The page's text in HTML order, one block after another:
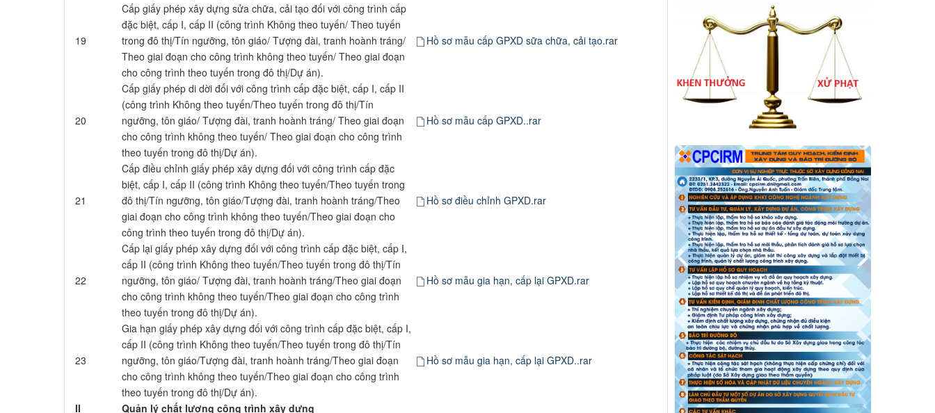
19
Cấp giấy phép xây dựng sửa chữa, cải tạo đối với công trình cấp
đặc biệt, cấp I, cấp II (công trình Không theo tuyến/ Theo tuyến
trong đô thị/Tín ngưỡng, tôn giáo/ Tượng đài, tranh hoành tráng/
Theo giai đoạn cho công trình không theo tuyến/ Theo giai đoạn
cho công trình theo tuyến trong đô thị/Dự án).
Hồ sơ mẫu cấp GPXD sữa chữa, cải tạo.rar
20
Cấp giấy phép di dời đối với công trình cấp đặc biệt, cấp I, cấp II
(công trình Không theo tuyến/Theo tuyến trong đô thị/Tín
ngưỡng, tôn giáo/ Tượng đài, tranh hoành tráng/ Theo giai đoạn
cho công trình không theo tuyến/ Theo giai đoạn cho công trình
theo tuyến trong đô thị/Dự án).
Hồ sơ mẫu cấp GPXD..rar
21
Cấp điều chỉnh giấy phép xây dựng đối với công trình cấp đặc
biệt, cấp I, cấp II (công trình Không theo tuyến/Theo tuyến trong
đô thị/Tín ngưỡng, tôn giáo/Tượng đài, tranh hoành tráng/Theo
giai đoạn cho công trình không theo tuyến/Theo giai đoạn cho
công trình theo tuyến trong đô thị/Dự án).
Hồ sơ điều chỉnh GPXD.rar
22
Cấp lại giấy phép xây dựng đối với công trình cấp đặc biệt, cấp I,
cấp II (công trình Không theo tuyến/Theo tuyến trong đô thị/Tín
ngưỡng, tôn giáo/ Tượng đài, tranh hoành tráng/Theo giai đoạn
cho công trình không theo tuyến/Theo giai đoạn cho công trình
theo tuyến trong đô thị/Dự án).
Hồ sơ mẫu gia hạn, cấp lại GPXD.rar
23
Gia hạn giấy phép xây dựng đối với công trình cấp đặc biệt, cấp I,
cấp II (công trình Không theo tuyến/Theo tuyến trong đô thị/Tín
ngưỡng, tôn giáo/Tượng đài, tranh hoành tráng/Theo giai đoạn
cho công trình không theo tuyến/Theo giai đoạn cho công trình
theo tuyến trong đô thị/Dự án).
Hồ sơ mẫu gia hạn, cấp lại GPXD..rar
II
Quản lý chất lượng công trình xây dựng